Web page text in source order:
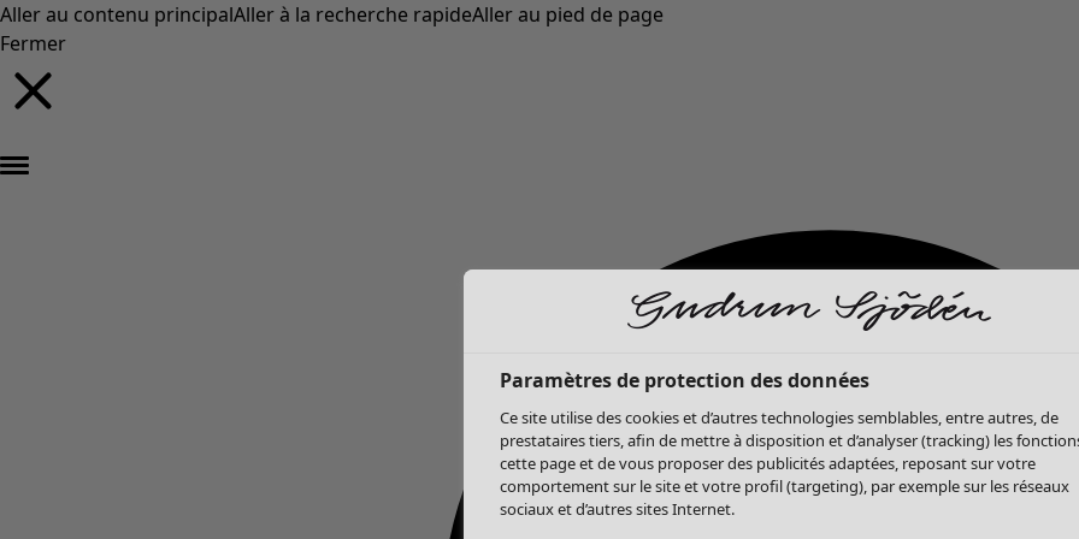
Aller au contenu principalAller à la recherche rapideAller au pied de page
Fermer
Paramètres de protection des données
Ce site utilise des cookies et d’autres technologies semblables, entre autres, de
prestataires tiers, afin de mettre à disposition et d’analyser (tracking) les
cette page et de vous proposer des publicités adaptées, reposant sur votre
comportement sur le site et votre profil (targeting), par exemple sur les réseaux
sociaux et d’autres sites Internet.